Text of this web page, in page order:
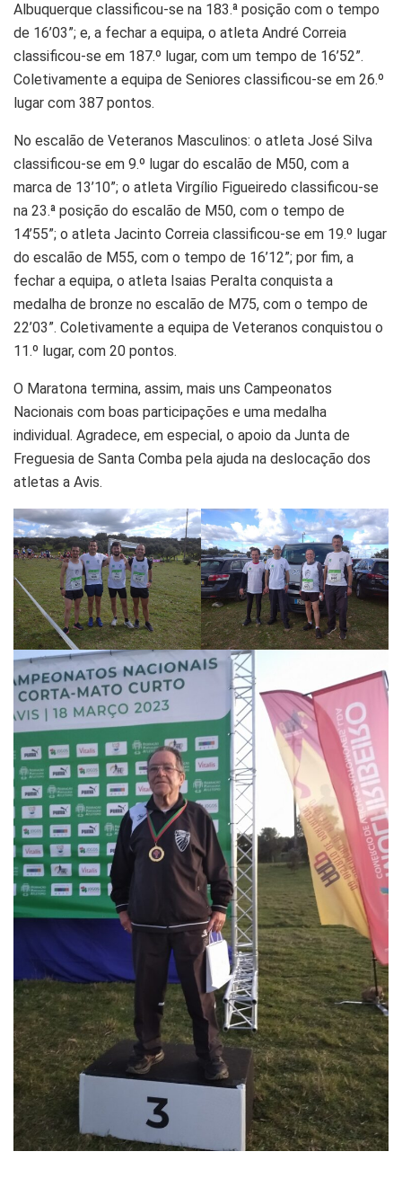
Albuquerque classificou-se na 183.ª posição com o tempo
de 16’03”; e, a fechar a equipa, o atleta André Correia
classificou-se em 187.º lugar, com um tempo de 16’52”.
Coletivamente a equipa de Seniores classificou-se em 26.º
lugar com 387 pontos.
No escalão de Veteranos Masculinos: o atleta José Silva
classificou-se em 9.º lugar do escalão de M50, com a
marca de 13’10”; o atleta Virgílio Figueiredo classificou-se
na 23.ª posição do escalão de M50, com o tempo de
14’55”; o atleta Jacinto Correia classificou-se em 19.º lugar
do escalão de M55, com o tempo de 16’12”; por fim, a
fechar a equipa, o atleta Isaias Peralta conquista a
medalha de bronze no escalão de M75, com o tempo de
22’03”. Coletivamente a equipa de Veteranos conquistou o
11.º lugar, com 20 pontos.
O Maratona termina, assim, mais uns Campeonatos
Nacionais com boas participações e uma medalha
individual. Agradece, em especial, o apoio da Junta de
Freguesia de Santa Comba pela ajuda na deslocação dos
atletas a Avis.